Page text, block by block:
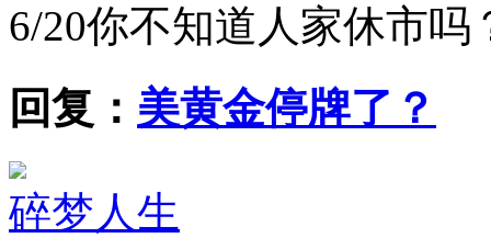
6/20你不知道人家休市吗
回复： 美黄金停牌了？
碎梦人生